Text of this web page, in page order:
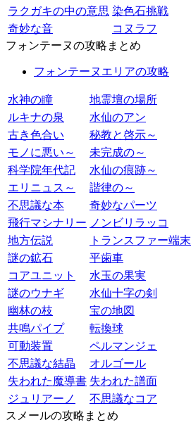
ラクガキの中の意思 染色石挑戦
奇妙な音
コヌラフ
フォンテーヌの攻略まとめ
フォンテーヌエリアの攻略
水神の瞳
地霊壇の場所
ルキナの泉
水仙のアン
古き色合い
秘教と啓示～
モノに悪い～
未完成の～
科学院年代記
水仙の痕跡～
エリニュス～
諧律の～
不思議な本
奇妙なパーツ
飛行マシナリー ノンビリラッコ
地方伝説
トランスファー端末
謎の鉱石
平歯車
コアユニット
水玉の果実
謎のウナギ
水仙十字の剣
幽林の枝
宝の地図
共鳴パイプ
転換球
可動装置
ペルマンジェ
不思議な結晶
オルゴール
失われた魔導書 失われた譜面
ジュリアーノ
不思議なコア
スメールの攻略まとめ